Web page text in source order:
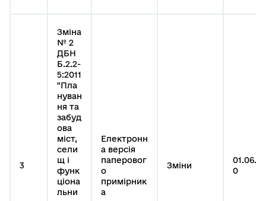
3
Зміна
№ 2
ДБН
Б.2.2-
5:2011
"Пла
нуван
ня та
забуд
ова
міст,
сели
щ і
функ
ціона
льни
Електронн
а версія
паперовог
о
примірник
а
Зміни
0